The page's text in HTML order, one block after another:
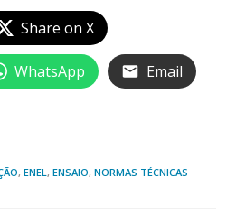
Share on X
WhatsApp Email
, ENEL, ENSAIO, NORMAS TÉCNICAS